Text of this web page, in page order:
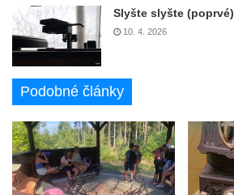
Slyšte slyšte (poprvé)
10. 4. 2026
Podobné články